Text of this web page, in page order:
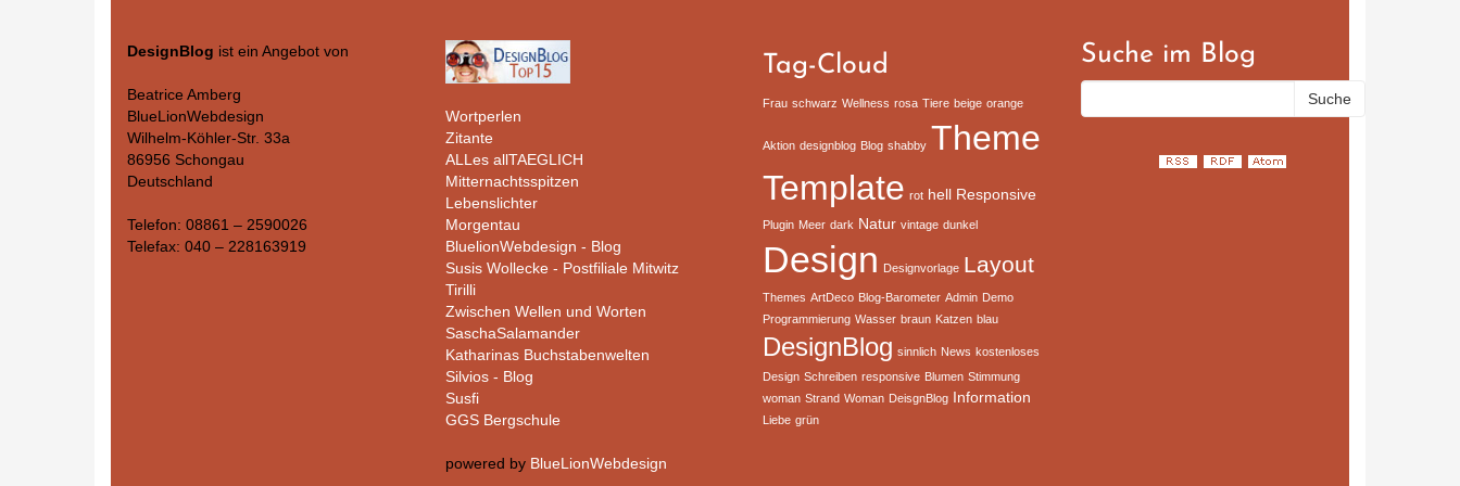
DesignBlog ist ein Angebot von
Beatrice Amberg
BlueLionWebdesign
Wilhelm-Köhler-Str. 33a
86956 Schongau
Deutschland
Telefon: 08861 – 2590026
Telefax: 040 – 228163919
Wortperlen
Zitante
ALLes allTAEGLICH
Mitternachtsspitzen
Lebenslichter
Morgentau
BluelionWebdesign - Blog
Susis Wollecke - Postfiliale Mitwitz
Tirilli
Zwischen Wellen und Worten
SaschaSalamander
Katharinas Buchstabenwelten
Silvios - Blog
Susfi
GGS Bergschule
powered by BlueLionWebdesign
Tag-Cloud
Frau schwarz Wellness rosa Tiere beige orange
Aktion designblog Blog shabby Theme
Template rot hell Responsive
Plugin Meer dark Natur vintage dunkel
Design Designvorlage Layout
Themes ArtDeco Blog-Barometer Admin Demo
Programmierung Wasser braun Katzen blau
DesignBlog sinnlich News kostenloses
Design Schreiben responsive Blumen Stimmung
woman Strand Woman DeisgnBlog Information
Liebe grün
Suche im Blog